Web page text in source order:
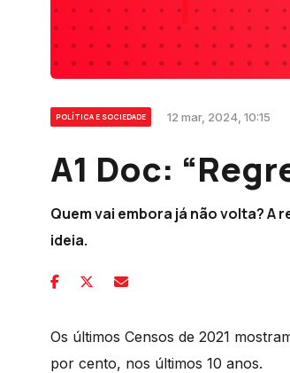
POLÍTICA E SOCIEDADE 12 mar, 2024, 10:15
A1 Doc:
Quem vai embora já não volta?
ideia.
Os últimos Censos de 2021
por cento, nos últimos 10 anos.